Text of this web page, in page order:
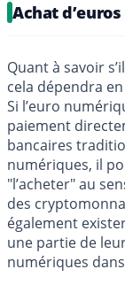
Achat
Quant à savoir
cela dépendra
Si l’euro
paiement
bancaires
numériques, il
"l’acheter" au
des
également
une partie de
numériques